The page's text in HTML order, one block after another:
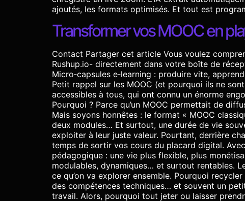
ajoutés, les formats optimisés. Et tout est
Transformer vos MOOC en
Contact Partager cet article Vous voulez
Rushup.io- directement dans votre boîte de
Micro‑capsules e‑learning : produire vite,
Petit rappel sur les MOOC (et pourquoi ils ne
accessibles à tous, qui ont connu un énorme
Pourquoi ? Parce qu’un MOOC permettait de
Mais soyons honnêtes : le format « MOOC
deux modules… Et surtout, une durée de vie
exploiter à leur juste valeur. Pourtant, derrière
temps de sortir vos cours du placard digital.
pédagogique : une vie plus flexible, plus
modulables, dynamiques… et surtout rentables.
ce qu’on va explorer ensemble. Pourquoi
des compétences techniques… et souvent un
travail. Alors, pourquoi tout jeter ou laisser